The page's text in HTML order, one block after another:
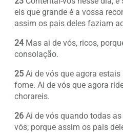
eis que grande é a vossa
assim os pais deles faziam
24Mas ai de vós, ricos,
consolação.
25 Ai de vós que agora
fome. Ai de vós que agora
chorareis.
26 Ai de vós quando todas
vós; porque assim os pais